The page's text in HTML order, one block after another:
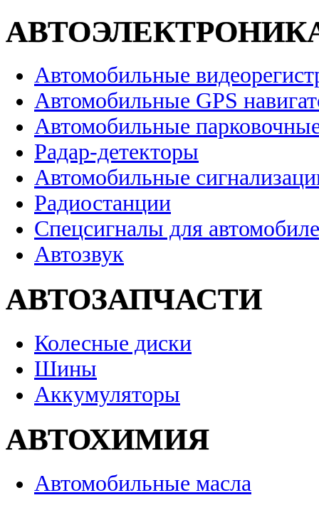
Автомобильные
Автомобильные GPS
Автомобильные
Радар-детекторы
Автомобильные
Радиостанции
Спецсигналы для
Автозвук
АВТОЗАПЧАСТИ
Колесные диски
Шины
Аккумуляторы
АВТОХИМИЯ
Автомобильные масла